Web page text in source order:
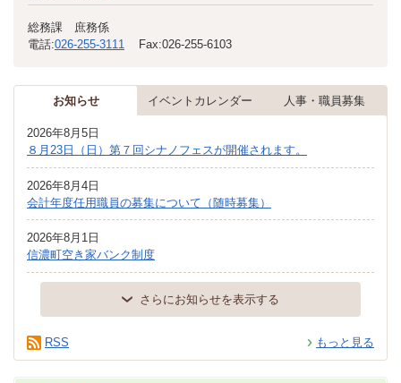
総務課 庶務係
電話:026-255-3111 Fax:026-255-6103
お知らせ イベントカレンダー 人事・職員募集
2026年8月5日
８月23日（日）第７回シナノフェスが開催されます。
2026年8月4日
会計年度任用職員の募集について（随時募集）
2026年8月1日
信濃町空き家バンク制度
さらにお知らせを表示する
もっと見る
RSS